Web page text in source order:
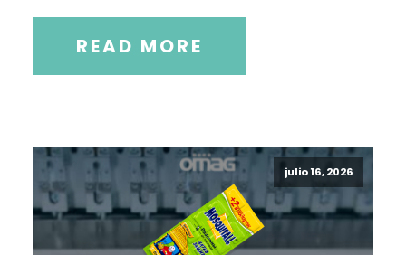
READ MORE
julio 16, 2026